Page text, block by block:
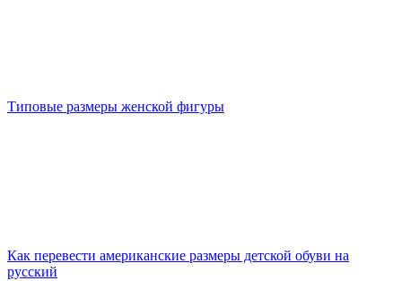
Типовые размеры женской фигуры
Как перевести американские размеры детской обуви на
русский